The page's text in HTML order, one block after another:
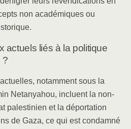
non académiques ou
actuels liés à la politique
?
notamment sous la
Netanyahou, incluent la non-
palestinien et la déportation
de Gaza, ce qui est condamné